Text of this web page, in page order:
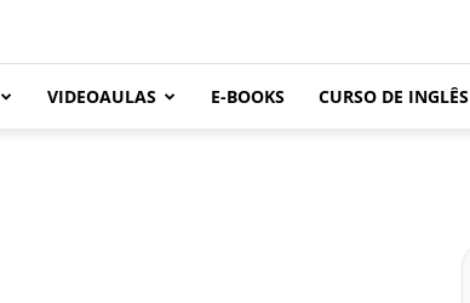
VIDEOAULAS E-BOOKS CURSO DE INGLÊS